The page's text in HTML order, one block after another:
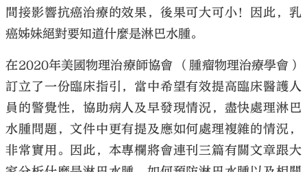
間接影響抗癌治療的效果，後果可大可小！因此，乳
癌姊妹絕對要知道什麼是淋巴水腫。
在2020年美國物理治療師協會 （腫瘤物理治療學會）
訂立了一份臨床指引，當中希望有效提高臨床醫護人
員的警覺性，協助病人及早發現情況，盡快處理淋巴
水腫問題，文件中更有提及應如何處理複雜的情況，
非常實用。因此，本專欄將會連刊三篇有關文章跟大